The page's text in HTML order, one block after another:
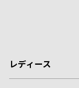
レディース